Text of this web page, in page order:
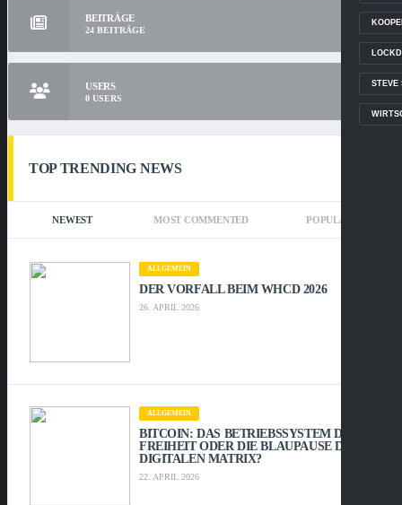
STEVE
BEITRÄGE
24 BEITRÄGE
USERS
0 USERS
TOP TRENDING NEWS
NEWEST MOST COMMENTED POPULAR
ALLGEMEIN
DER VORFALL BEIM WHCD 2026
26. APRIL 2026
ALLGEMEIN
BITCOIN: DAS BETRIEBSSYSTEM DER
FREIHEIT ODER DIE BLAUPAUSE DER
DIGITALEN MATRIX?
22. APRIL 2026